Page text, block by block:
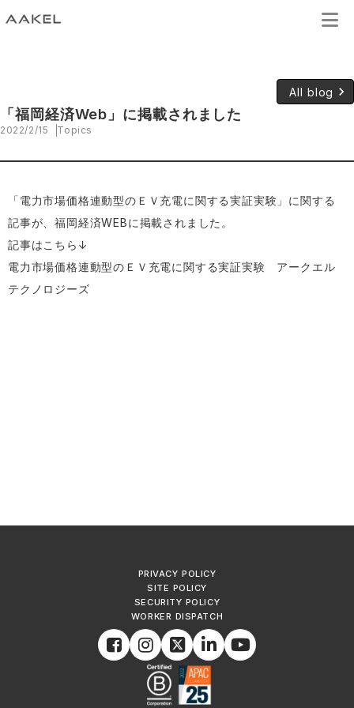
All blog keyboard_arrow_right
「福岡経済Web」に掲載されました
2022/2/15 Topics
「電力市場価格連動型のＥＶ充電に関する実証実験」に関する
記事が、福岡経済WEBに掲載されました。
記事はこちら↓
電力市場価格連動型のＥＶ充電に関する実証実験 アークエル
テクノロジーズ
PRIVACY POLICY
SITE POLICY
SECURITY POLICY
WORKER DISPATCH